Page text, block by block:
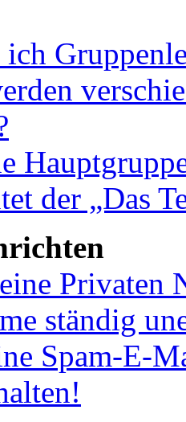
der „Das
Privaten
ständig
Spam-E-